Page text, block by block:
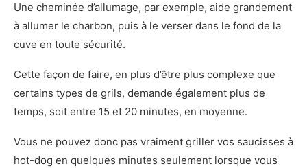
Une cheminée d’allumage, par exemple, aide grandement
à allumer le charbon, puis à le verser dans le fond de la
cuve en toute sécurité.
Cette façon de faire, en plus d’être plus complexe que
certains types de grils, demande également plus de
temps, soit entre 15 et 20 minutes, en moyenne.
Vous ne pouvez donc pas vraiment griller vos saucisses à
hot-dog en quelques minutes seulement lorsque vous